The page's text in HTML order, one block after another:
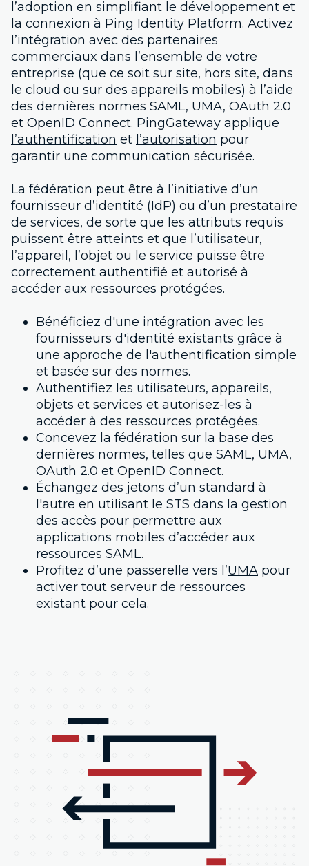
l’adoption en simplifiant le développement et
la connexion à Ping Identity Platform. Activez
l’intégration avec des partenaires
commerciaux dans l’ensemble de votre
entreprise (que ce soit sur site, hors site, dans
le cloud ou sur des appareils mobiles) à l’aide
des dernières normes SAML, UMA, OAuth 2.0
et OpenID Connect. PingGateway applique
l’authentification et l’autorisation pour
garantir une communication sécurisée.
La fédération peut être à l’initiative d’un
fournisseur d’identité (IdP) ou d’un prestataire
de services, de sorte que les attributs requis
puissent être atteints et que l’utilisateur,
l’appareil, l’objet ou le service puisse être
correctement authentifié et autorisé à
accéder aux ressources protégées.
Bénéficiez d'une intégration avec les
fournisseurs d'identité existants grâce à
une approche de l'authentification simple
et basée sur des normes.
Authentifiez les utilisateurs, appareils,
objets et services et autorisez-les à
accéder à des ressources protégées.
Concevez la fédération sur la base des
dernières normes, telles que SAML, UMA,
OAuth 2.0 et OpenID Connect.
Échangez des jetons d’un standard à
l'autre en utilisant le STS dans la gestion
des accès pour permettre aux
applications mobiles d’accéder aux
ressources SAML.
Profitez d’une passerelle vers l’UMA pour
activer tout serveur de ressources
existant pour cela.